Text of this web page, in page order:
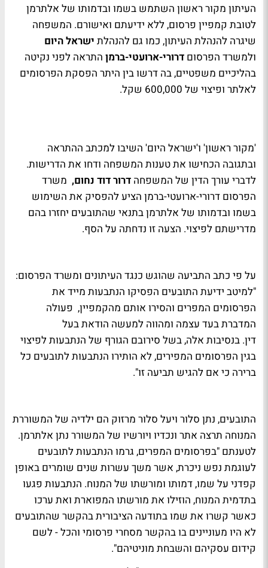
העיתון מקור ראשון השתמש בשמו ובדמותו של אלתרמן
לטובת קמפיין פרסום, ללא ידיעתם ואישורם. המשפחה
שיגרה להנהלת העיתון, כמו גם להנהלת ישראל היום
ולמשרד הפרסום דרורי-ארועטי-ברמן התראה לפני נקיטה
בהליכיים משפטיים, בה דרשו בין היתר הפסקת הפרסומים
לאלתר ופיצוי של 600,000 שקל.
'מקור ראשון' ו'ישראל היום' השיבו למכתב ההתראה
ובתגובה הכחישו את טענות המשפחה ודחו את הדרישות.
לדברי עורך הדין של המשפחה דרור דוד נחום, משרד
הפרסום דרורי-ארועטי-ברמן הציע להפסיק את השימוש
בשמו ובדמותו של אלתרמן בתנאי שהתובעים יחזרו בהם
מדרישתם לפיצוי. הצעה זו נדחתה על הסף.
על פי כתב התביעה שהוגש כנגד העיתונים ומשרד הפרסום:
"למיטב ידיעת התובעים הפסיקו הנתבעות מייד את
הפרסומים המפרים והסירו אותם מהקמפיין, פעולה
המדברת בעד עצמה ומהווה למעשה הודאת בעל
דין. בנסיבות אלה, בשל סירובם הגורף של הנתבעות לפיצוי
בגין הפרסומים המפירים, לא הותירו הנתבעות לתובעים כל
ברירה כי אם להגיש תביעה זו".
התובעים, נתן סלור ויעל סלור מרזוק הם ילדיה של המשוררת
המנוחה תרצה אתר ונכדיו ויורשיו של המשורר נתן אלתרמן.
לטענתם "בפרסומים המפרים, גרמו הנתבעות לתובעים
לעוגמת נפש ניכרת, אשר משך עשרות שנים שומרים באופן
קפדני על שמו, דמותו ומורשתו של המנוח. הנתבעות פגעו
בתדמית המנוח, הוזילו את מורשתו המפוארת ואת ערכו
כאשר קשרו את שמו בתודעה הציבורית בהקשר שהתובעים
לא היו מעוניינים בו בהקשר מסחרי פרסומי והכל - לשם
קידום עסקיהם והשבחת מוניטיהם".